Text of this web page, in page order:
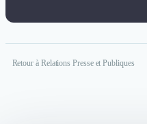
Retour à Relations Presse et Publiques